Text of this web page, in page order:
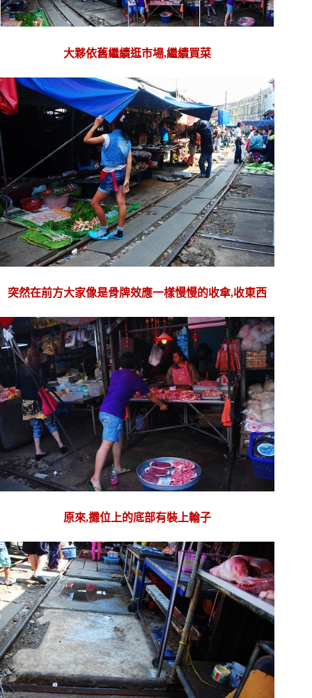
大夥依舊繼續逛市場,繼續買菜
突然在前方大家像是骨牌效應一樣慢慢的收傘,收東西
原來,攤位上的底部有裝上輪子